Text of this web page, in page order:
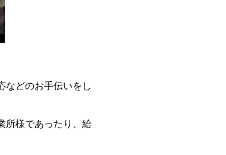
などのお手伝いをし
所様であったり、給